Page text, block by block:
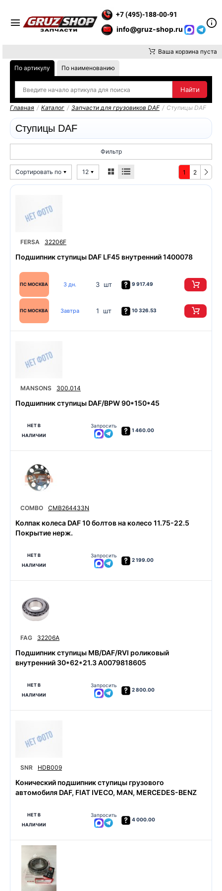
+7 (495)-188-00-91
info@gruz-shop.ru
Ваша корзина пуста
По артикулу По наименованию
Главная / Каталог / Запчасти для грузовиков DAF / Ступицы DAF
Ступицы DAF
Фильтр
Сортировать по 12 1 2
FERSA 32206F
Подшипник ступицы DAF LF45 внутренний 1400078
ПС МОСКВА 3 дн. 3 шт 9 917.49
ПС МОСКВА Завтра 1 шт 10 326.53
MANSONS 300.014
Подшипник ступицы DAF/BPW 90*150*45
НЕТ В
НАЛИЧИИ
Запросить
1 460.00
COMBO CMB264433N
Колпак колеса DAF 10 болтов на колесо 11.75-22.5
Покрытие нерж.
НЕТ В
НАЛИЧИИ
Запросить
2 199.00
FAG 32206A
Подшипник ступицы MB/DAF/RVI роликовый
внутренний 30*62*21.3 A0079818605
НЕТ В
НАЛИЧИИ
Запросить
2 800.00
SNR HDB009
Конический подшипник ступицы грузового
автомобиля DAF, FIAT IVECO, MAN, MERCEDES-BENZ
НЕТ В
НАЛИЧИИ
Запросить
4 000.00